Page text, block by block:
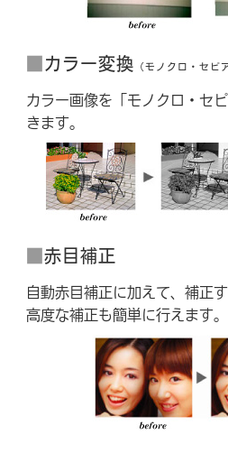
■カラー変換 （モノクロ・セピ
カラー画像を「モノクロ・セ
きます。
■赤目補正
自動赤目補正に加えて、補正
高度な補正も簡単に行えます。